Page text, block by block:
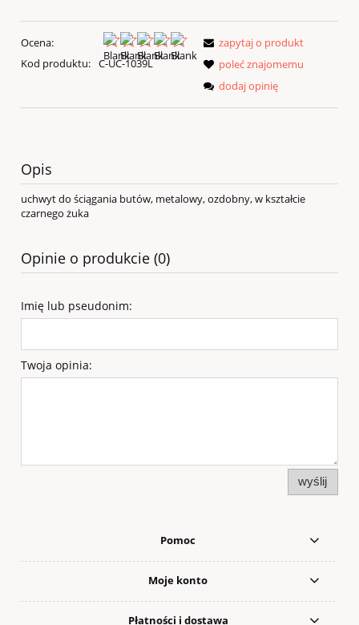
Ocena:
Kod produktu: C-UC-1039L
zapytaj o produkt
poleć znajomemu
dodaj opinię
Opis
uchwyt do ściągania butów, metalowy, ozdobny, w kształcie
czarnego żuka
Opinie o produkcie (0)
Imię lub pseudonim:
Twoja opinia:
wyślij
Pomoc
Moje konto
Płatności i dostawa